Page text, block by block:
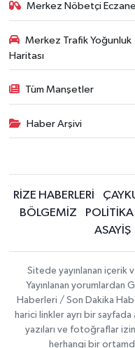
Merkez Nöbetçi
Merkez Trafik Yoğunluk
Haritası
Tüm Manşetler
Haber Arşivi
RİZE HABERLERİ
BÖLGEMİZ
POLİTİKA
ASAYİŞ
Sitede yayınlanan içerik
Yayınlanan
Haberleri / Son Dakika
harici linkler ayrı bir sayfada
yazıları ve fotoğraflar
herhangi bir